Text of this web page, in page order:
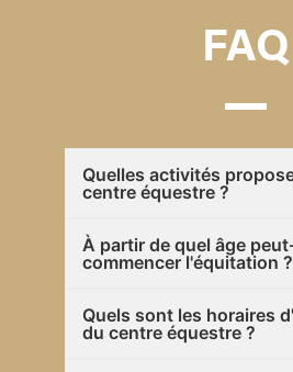
FAQ
Quelles activités
centre équestre ?
À partir de quel âge
commencer l'équitation ?
Quels sont les horaires
du centre équestre ?